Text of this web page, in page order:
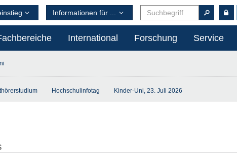
International Forschung Service
Informationen für ...
Hochschulinfotag Kinder-Uni, 23. Juli 2026